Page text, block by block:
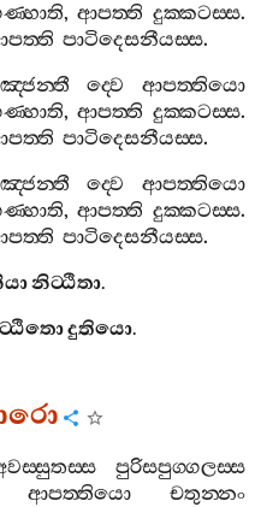
,ආපත‍්ති දුක‍්කටස‍්ස.
පාටිදෙසනීයස‍්ස.
ද‍්වෙ
ආපත‍්තියො
,ආපත‍්ති දුක‍්කටස‍්ස.
පාටිදෙසනීයස‍්ස.
ද‍්වෙ
ආපත‍්තියො
,ආපත‍්ති දුක‍්කටස‍්ස.
පාටිදෙසනීයස‍්ස.
නිට‍්ඨිතා.
දුතියො.
පුරිසපුග‍්ගලස‍්ස
ආපත‍්තියො
චතුන‍්නං